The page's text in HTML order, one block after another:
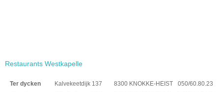
Restaurants Westkapelle
Ter dycken Kalvekeetdijk 137 8300 KNOKKE-HEIST
050/60.80.23